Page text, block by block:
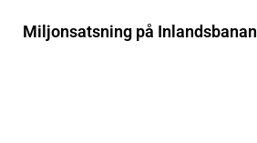
Miljonsatsning på Inlandsbanan